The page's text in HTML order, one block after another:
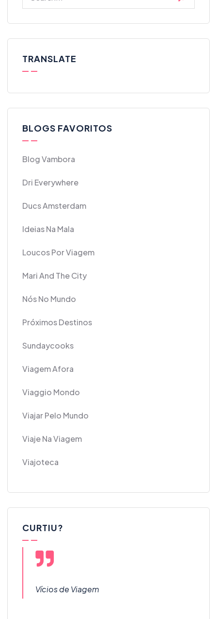
TRANSLATE
BLOGS FAVORITOS
Blog Vambora
Dri Everywhere
Ducs Amsterdam
Ideias Na Mala
Loucos Por Viagem
Mari And The City
Nós No Mundo
Próximos Destinos
Sundaycooks
Viagem Afora
Viaggio Mondo
Viajar Pelo Mundo
Viaje Na Viagem
Viajoteca
CURTIU?
Vícios de Viagem